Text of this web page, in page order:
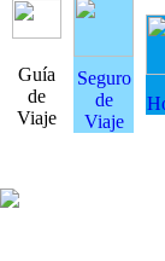
Guía
de
Viaje
Seguro
de
Viaje